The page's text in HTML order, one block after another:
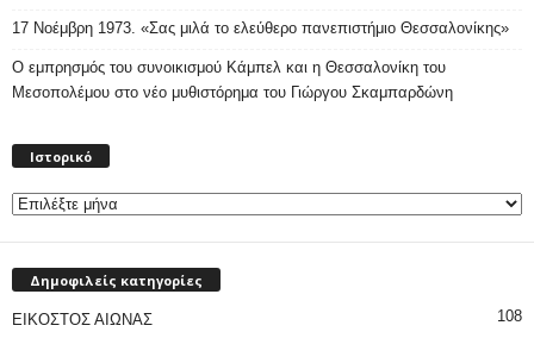
17 Νοέμβρη 1973. «Σας μιλά το ελεύθερο πανεπιστήμιο Θεσσαλονίκης»
Ο εμπρησμός του συνοικισμού Κάμπελ και η Θεσσαλονίκη του
Μεσοπολέμου στο νέο μυθιστόρημα του Γιώργου Σκαμπαρδώνη
Ιστορικό
Δημοφιλείς κατηγορίες
ΕΙΚΟΣΤΟΣ ΑΙΩΝΑΣ 108